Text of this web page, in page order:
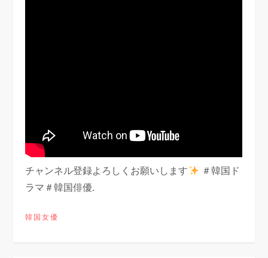
チャンネル登録よろしくお願いします
＃韓国ド
ラマ＃韓国俳優.
韓国女優